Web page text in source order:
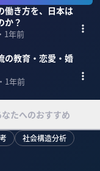
働き方を、日本は
か？
1年前
の教育・恋愛・婚
1年前
なたへのおすすめ
社会構造分析